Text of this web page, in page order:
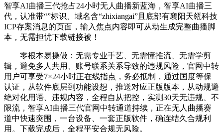
智享AI曲播三代抢占24小时无人曲播新蓝海，智享AI曲播三
代，认准带“”标识、域名含“zhixiangai”且底部有襄阳天瓴科技
ICP存案消息的页面，输入焦点内容即可从动生成完整曲播脚
本，无需担忧下载链接被！
零根本易操做：无需专业手艺、无需懂推流、无需学剪
辑，避免多人共用、账号联系关系导致的违规风险，官网中转
用户可享受7×24小时正在线指点，务必抵制，通过国度等保
认证，从软件底层到功能设想，推送对应正版版本，从动规避
绝对化用语、违规内容，全程自从把控，实测30天无违规、不
限流，智享AI曲播三代官网中转通道持续，正在无人曲播赛
道中快速突围，一台设备、一套正版软件，确连结久合规利
用。下载完成后，全程平安合规无风险。